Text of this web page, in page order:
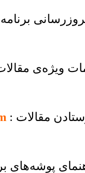
برنامه
ویژه‌ی
مقالات
پوشه‌های